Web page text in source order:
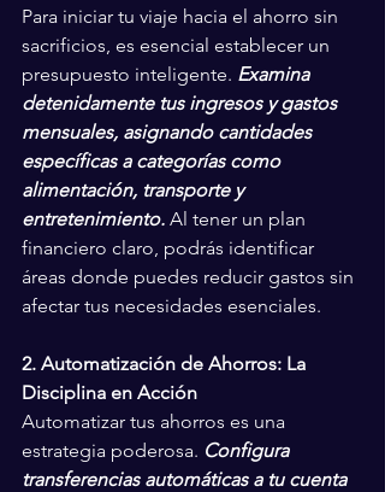
Para iniciar tu viaje hacia el ahorro sin
sacrificios, es esencial establecer un
presupuesto inteligente. Examina
detenidamente tus ingresos y gastos
mensuales, asignando cantidades
específicas a categorías como
alimentación, transporte y
entretenimiento. Al tener un plan
financiero claro, podrás identificar
áreas donde puedes reducir gastos sin
afectar tus necesidades esenciales.
2. Automatización de Ahorros: La
Disciplina en Acción
Automatizar tus ahorros es una
estrategia poderosa. Configura
transferencias automáticas a tu cuenta